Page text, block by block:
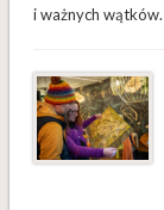
i ważnych wątków.